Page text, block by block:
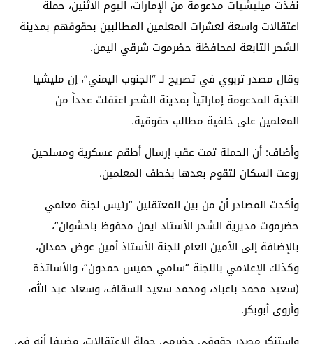
نفذت ميليشيات مدعومة من الإمارات، اليوم الاثنين، حملة
اعتقالات واسعة لعشرات المعلمين المطالبين بحقوقهم بمدينة
الشحر التابعة لمحافظة حضرموت شرقي اليمن.
وقال مصدر تربوي في تصريح لـ “الجنوب اليمني”، إن مليشيا
النخبة المدعومة إماراتياً بمدينة الشحر اعتقلت عدداً من
المعلمين على خلفية مطالب حقوقية.
وأضاف: أن الحملة تمت عقب إرسال أطقم عسكرية ومسلحين
روعت السكان لتقوم بعدها بخطف المعلمين.
وأكدت المصادر أن من بين المعتقلين “رئيس لجنة معلمي
حضرموت مديرية الشحر الأستاد ايمن محفوظ باحشوان”،
بالإضافة إلى الأمين العام للجنة الأستاذ أمين عوض حمدان،
وكذلك الإعلامي باللجنة “سامي حميس حمدون”، والأساتذة
(سعيد محمد باعباد، ومحمد سعيد السقاف، وسعاد عبد الله،
وأروى أبوبكر.